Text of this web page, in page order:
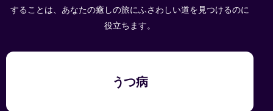
することは、あなたの癒しの旅にふさわしい道を見つけるのに
役立ちます。
うつ病